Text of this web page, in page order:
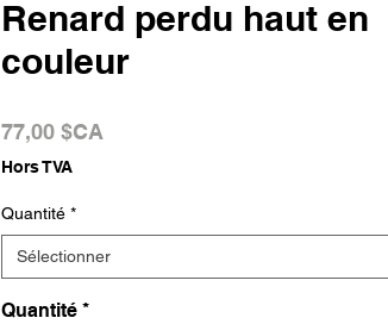
Renard perdu haut en
couleur
77,00 $CA
Hors TVA
Quantité *
Sélectionner
Quantité *